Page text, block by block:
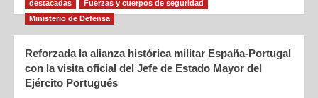
destacadas
Fuerzas y cuerpos de seguridad
Ministerio de Defensa
Reforzada la alianza histórica militar España-Portugal
con la visita oficial del Jefe de Estado Mayor del
Ejército Portugués